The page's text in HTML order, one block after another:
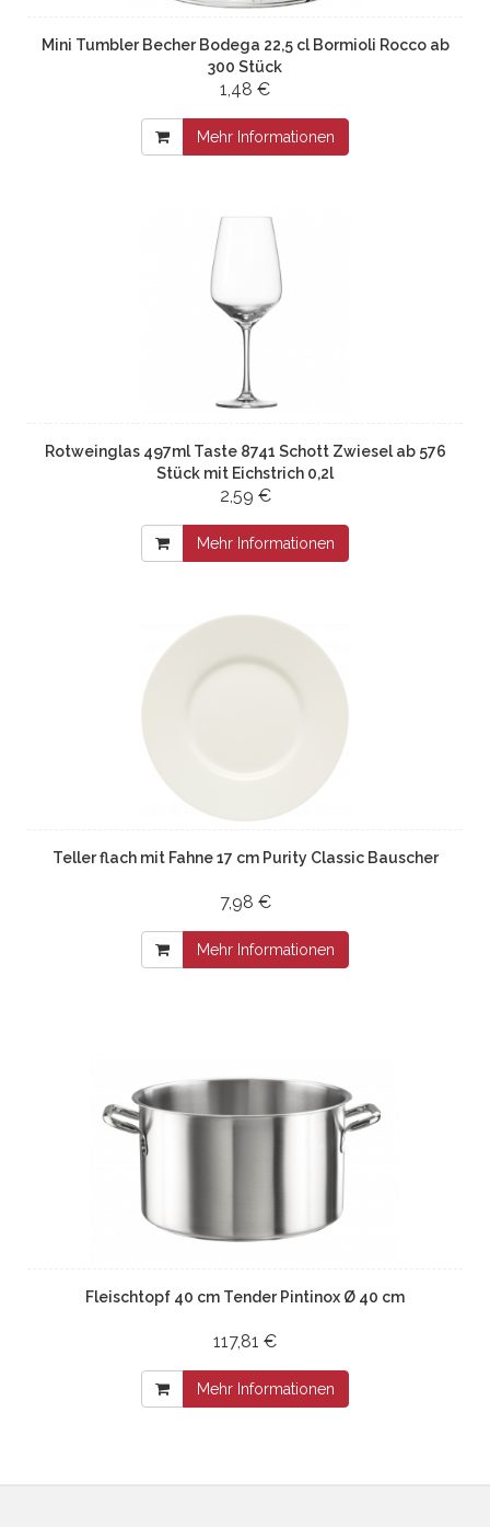
Mini Tumbler Becher Bodega 22,5 cl Bormioli Rocco ab
300 Stück
1,48 €
Mehr Informationen
Rotweinglas 497ml Taste 8741 Schott Zwiesel ab 576
Stück mit Eichstrich 0,2l
2,59 €
Mehr Informationen
Teller flach mit Fahne 17 cm Purity Classic Bauscher
7,98 €
Mehr Informationen
Fleischtopf 40 cm Tender Pintinox Ø 40 cm
117,81 €
Mehr Informationen